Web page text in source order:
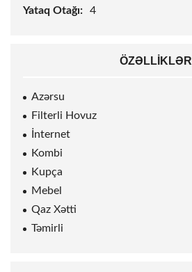
Yataq Otağı:
4
ÖZƏLLIKLƏR
Azərsu
Filterli Hovuz
İnternet
Kombi
Kupça
Mebel
Qaz Xətti
Təmirli